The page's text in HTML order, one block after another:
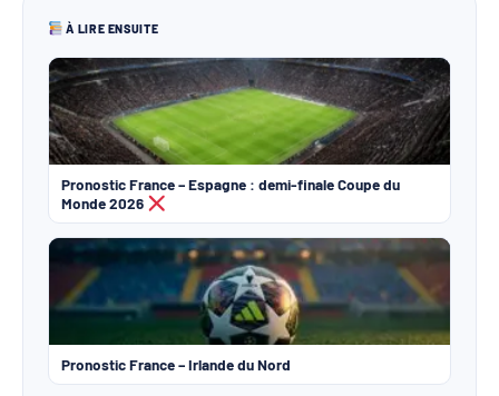
À LIRE ENSUITE
Pronostic France – Espagne : demi-finale Coupe du
Monde 2026
Pronostic France – Irlande du Nord